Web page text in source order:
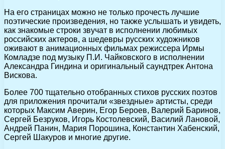
На его страницах можно не только прочесть лучшие
поэтические произведения, но также услышать и увидеть,
как знакомые строки звучат в исполнении любимых
российских актеров, а шедевры русских художников
оживают в анимационных фильмах режиссера Ирмы
Комладзе под музыку П.И. Чайковского в исполнении
Александра Гиндина и оригинальный саундтрек Антона
Вискова.
Более 700 тщательно отобранных стихов русских поэтов
для приложения прочитали «звездные» артисты, среди
которых Максим Аверин, Егор Бероев, Валерий Баринов,
Сергей Безруков, Игорь Костолевский, Василий Лановой,
Андрей Панин, Мария Порошина, Константин Хабенский,
Сергей Шакуров и многие другие.